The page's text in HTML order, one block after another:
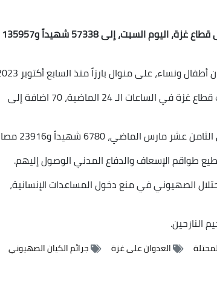
ارتفعت حصيلة ضحايا العدوان الصهيوني المتواصل على قطاع غزة، اليوم السبت، إلى 57338 شهيداً و135957
ونساء، على منوال بارزاً منذ السابع أكتوبر 2023.
وبلغ عدد جثامين الشهداء الذين وصلوا إلى مستشفيات قطاع غزة في الساعات الـ 24 الماضية، 70 اضافة إلى
6780 شهيداً و23916 مصاباً.
طواقم الإسعاف والدفاع المدني الوصول إليهم.
الصهيوني في منع دخول المساعدات الإنسانية،
النازحين.
العدوان على غزة جرائم الكيان الصهيوني